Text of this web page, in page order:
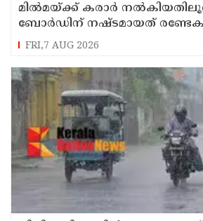
മില്‍മയ്ക്ക് കരാര്‍
ബോര്‍ഡിന് നഷ്ടമായത്
കോടിയിലധികം രൂപ
FRI,7 AUG 2026